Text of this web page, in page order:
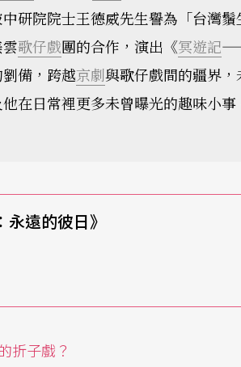
研院院士王德威先生譽為「台灣鬚
歌仔戲團的合作，演出《冥遊記
備，跨越京劇與歌仔戲間的疆界，
在日常裡更多未曾曝光的趣味小事
遠的彼日》
折子戲？